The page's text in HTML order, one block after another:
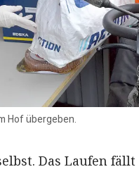
Hof übergeben.
Das Laufen